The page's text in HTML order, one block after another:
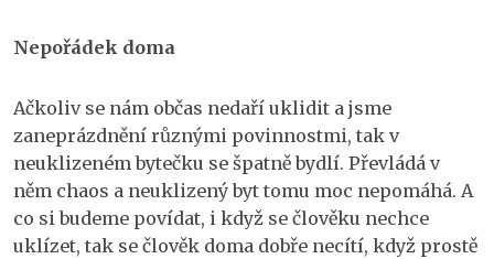
Nepořádek doma
Ačkoliv se nám občas nedaří uklidit a jsme
zaneprázdnění různými povinnostmi, tak v
neuklizeném bytečku se špatně bydlí. Převládá v
něm chaos a neuklizený byt tomu moc nepomáhá. A
co si budeme povídat, i když se člověku nechce
uklízet, tak se člověk doma dobře necítí, když prostě